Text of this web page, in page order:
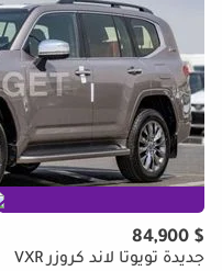
$ 84,900
جديدة تويوتا لاند كروزر VXR